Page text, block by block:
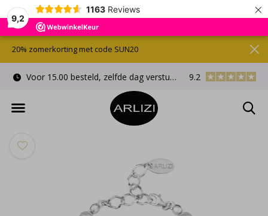
9,2
1163 Reviews ×
Voor 15.00 besteld, zelfde dag verstuurd Gratis
9.2
20% zomerkorting met code SUN20